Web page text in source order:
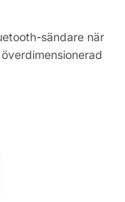
sändare när